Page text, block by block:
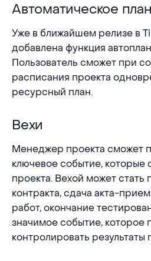
Автоматическое
Автоматическое
Уже в ближайшем релизе в
добавлена функция
Пользователь сможет при
расписания проекта
ресурсный план.
Вехи
Вехи
Менеджер проекта сможет
ключевое событие, которые
проекта. Вехой может стать
контракта, сдача акта-
работ, окончание
значимое событие, которое
контролировать результаты